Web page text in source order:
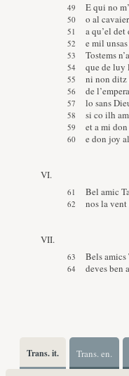
E qui no
o al
a qu’el det
e mil
Tostems
que de luy
ni non ditz
de
lo sans
si co ilh
et a mi don
e don joy
VI.
Bel amic
nos la vent
VII.
Bels amics
deves ben
Trans. it. Trans. en.